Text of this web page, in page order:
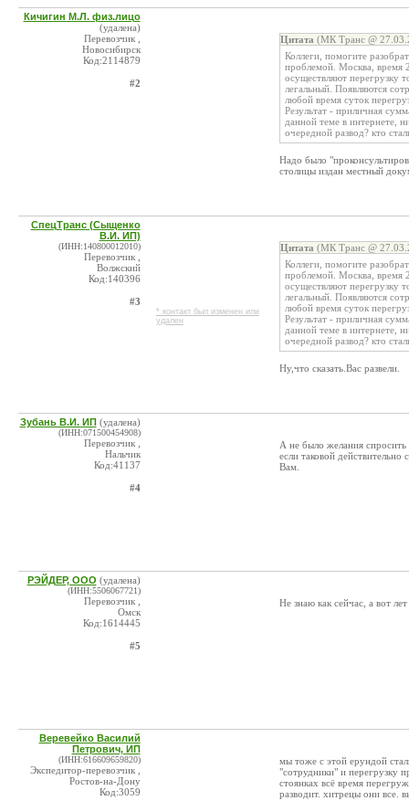
Кичигин М.Л. физ.лицо
(удалена)
Перевозчик ,
Новосибирск
Код:2114879
#2
Цитата (МК Транс @
Коллеги, помогите
проблемой. Москва, время
осуществляют перегрузку
легальный. Появляются
любой время суток
Результат - приличная
данной теме в интернете,
очередной развод? кто
Надо было
столицы издан местный
СпецТранс (Сыщенко
В.И. ИП)
(ИНН:140800012010)
Перевозчик ,
Волжский
Код:140396
#3
* контакт был изменен или
удален
Цитата (МК Транс @
Коллеги, помогите
проблемой. Москва, время
осуществляют перегрузку
легальный. Появляются
любой время суток
Результат - приличная
данной теме в интернете,
очередной развод? кто
Ну,что сказать.Вас развели.
Зубань В.И. ИП (удалена)
(ИНН:071500454908)
Перевозчик ,
Нальчик
Код:41137
#4
А не было желания
если таковой
Вам.
РЭЙДЕР, ООО (удалена)
(ИНН:5506067721)
Перевозчик ,
Омск
Код:1614445
#5
Не знаю как сейчас, а вот
Веревейко Василий
Петрович, ИП
(ИНН:616609659820)
Экспедитор-перевозчик ,
Ростов-на-Дону
Код:3059
мы тоже с этой ерундой
"сотрудники" и перегрузку
стоянках всё время
разводит. хитрецы они все.